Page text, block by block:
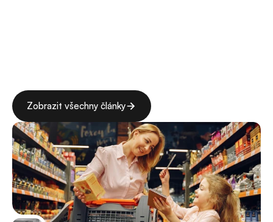
Insights & news
Zobrazit všechny články
Zobrazit všechny články